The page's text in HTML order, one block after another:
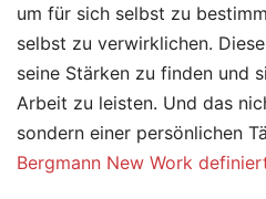
um für sich selbst zu
selbst zu verwirklichen.
seine Stärken zu finden und
Arbeit zu leisten. Und das
sondern einer persönlichen
Bergmann New Work